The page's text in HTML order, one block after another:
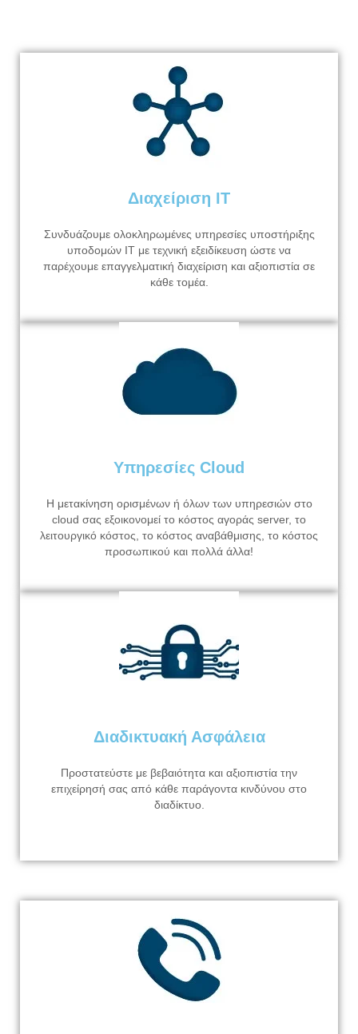
Διαχείριση IT
Συνδυάζουμε ολοκληρωμένες υπηρεσίες υποστήριξης
υποδομών ΙΤ με τεχνική εξειδίκευση ώστε να
παρέχουμε επαγγελματική διαχείριση και αξιοπιστία σε
κάθε τομέα.
Υπηρεσίες Cloud
Η μετακίνηση ορισμένων ή όλων των υπηρεσιών στο
cloud σας εξοικονομεί το κόστος αγοράς server, το
λειτουργικό κόστος, το κόστος αναβάθμισης, το κόστος
προσωπικού και πολλά άλλα!
Διαδικτυακή Ασφάλεια
Προστατεύστε με βεβαιότητα και αξιοπιστία την
επιχείρησή σας από κάθε παράγοντα κινδύνου στο
διαδίκτυο.